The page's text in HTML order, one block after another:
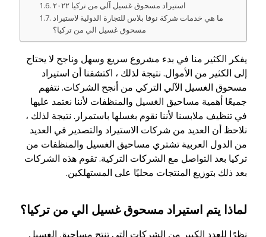
استيراد مسحوق غسيل آلي من تركيا ٢٠٢٢
ما هي خدمات شركة نوفا بلاس للتجارة الدولية لاستيراد
مسحوق غسيل الي من تركيا؟
يفكر الكثير منا في بدء مشروع سريع وسهل وناجح لا يحتاج
إلى الكثير من الأموال. نتيجة لذلك ، اكتشفنا أن استيراد
مسحوق الغسيل الآلي التركي من أنجح الشركات. نتفهم
جميعًا أهمية مساحيق الغسيل والمنظفات لأننا نعتمد عليها
في تنظيف ملابسنا لأننا نقوم بغسلها باستمرار. نتيجة لذلك ،
نلاحظ أن العديد من شركات الاستيراد والتصدير في العديد
من الدول العربية تشتري مساحيق الغسيل والمنظفات من
تركيا بعد التواصل مع الشركات التركية. تقوم هذه الشركات
بعد ذلك بتوزيع المنتجات محليًا على المستهلكين.
لماذا يتم استيراد مسحوق غسيل الي من تركيا؟
نظرًا للعدد الكبير من الشركات التي تنتج مساحيق الغسيل